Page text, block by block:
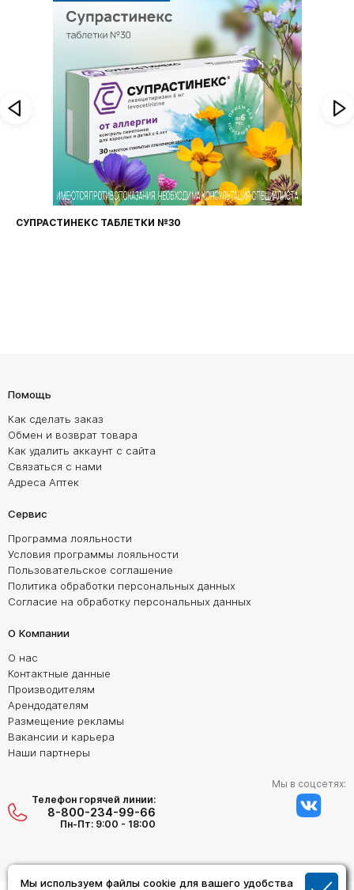
Мы используем файлы cookie для вашего удобства
СУПРАСТИНЕКС ТАБЛЕТКИ №30
Помощь
Как сделать заказ
Обмен и возврат товара
Как удалить аккаунт с сайта
Связаться с нами
Адреса Аптек
Сервис
Программа лояльности
Условия программы лояльности
Пользовательское соглашение
Политика обработки персональных данных
Согласие на обработку персональных данных
О Компании
О нас
Контактные данные
Производителям
Арендодателям
Размещение рекламы
Вакансии и карьера
Наши партнеры
Телефон горячей линии:
8-800-234-99-66
Пн-Пт: 9:00 - 18:00
Мы в соцсетях: